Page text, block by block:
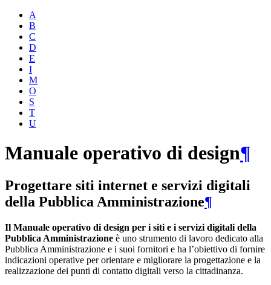
A
B
C
D
E
I
M
O
S
T
U
Manuale operativo di design¶
Progettare siti internet e servizi digitali
della Pubblica Amministrazione¶
Il Manuale operativo di design per i siti e i servizi digitali della
Pubblica Amministrazione è uno strumento di lavoro dedicato alla
Pubblica Amministrazione e i suoi fornitori e ha l’obiettivo di fornire
indicazioni operative per orientare e migliorare la progettazione e la
realizzazione dei punti di contatto digitali verso la cittadinanza.